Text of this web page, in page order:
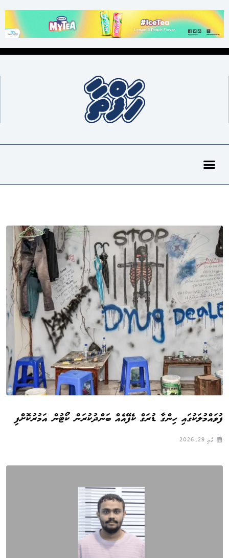
ފުވައްމުލަކުގައި ހިންގާ ޑުރަގް ކެފޭއެއް ބަންދުކުރަން ކޯޓުން އަމުރުކޮށްފި
މެއި 29, 2026